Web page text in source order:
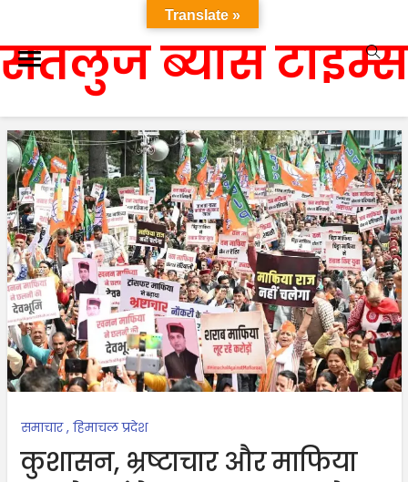
सतलुज ब्यास टाइम्स
समाचार, हिमाचल प्रदेश
कुशासन, भ्रष्टाचार और माफिया
Translate »